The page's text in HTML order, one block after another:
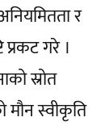
र
गरे ।
स्रोत
मौन स्वीकृति